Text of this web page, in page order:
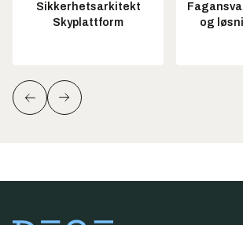
Sikkerhetsarkitekt
Skyplattform
og